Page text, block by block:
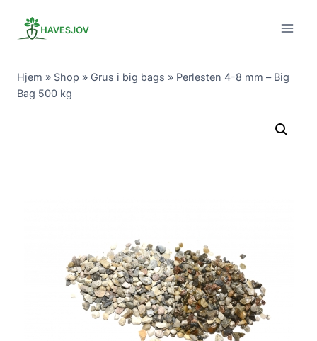
Hjem » Shop » Grus i big bags » Perlesten 4-8 mm – Big
Bag 500 kg